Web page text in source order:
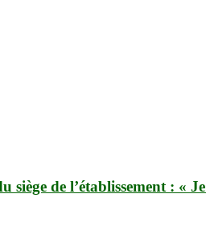
de l’établissement : «